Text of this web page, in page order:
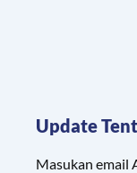
Update
Masukan email